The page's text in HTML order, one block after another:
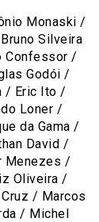
Monaski /
Silveira
Confessor /
Godói /
/ Eric Ito /
Loner /
da Gama /
David /
Menezes /
Oliveira /
/ Marcos
/ Michel